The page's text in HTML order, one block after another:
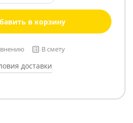
в корзину
В смету
доставки